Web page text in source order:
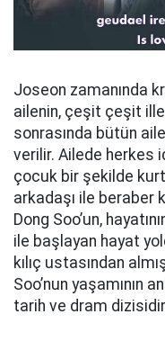
Joseon zamanında
ailenin, çeşit çeşit
sonrasında bütün
verilir. Ailede herkes
çocuk bir şekilde
arkadaşı ile beraber
Dong Soo’un,
ile başlayan hayat
kılıç ustasından
Soo’nun yaşamının
tarih ve dram